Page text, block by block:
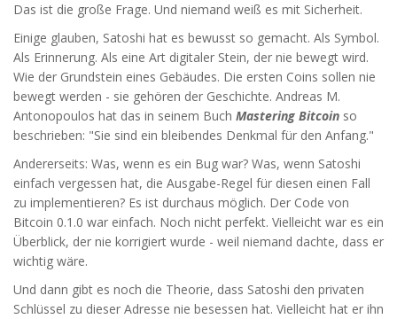
Das ist die große Frage. Und niemand weiß es mit Sicherheit.
Einige glauben, Satoshi hat es bewusst so gemacht. Als Symbol.
Als Erinnerung. Als eine Art digitaler Stein, der nie bewegt wird.
Wie der Grundstein eines Gebäudes. Die ersten Coins sollen nie
bewegt werden - sie gehören der Geschichte. Andreas M.
Antonopoulos hat das in seinem Buch Mastering Bitcoin so
beschrieben: "Sie sind ein bleibendes Denkmal für den Anfang."
Andererseits: Was, wenn es ein Bug war? Was, wenn Satoshi
einfach vergessen hat, die Ausgabe-Regel für diesen einen Fall
zu implementieren? Es ist durchaus möglich. Der Code von
Bitcoin 0.1.0 war einfach. Noch nicht perfekt. Vielleicht war es ein
Überblick, der nie korrigiert wurde - weil niemand dachte, dass er
wichtig wäre.
Und dann gibt es noch die Theorie, dass Satoshi den privaten
Schlüssel zu dieser Adresse nie besessen hat. Vielleicht hat er ihn